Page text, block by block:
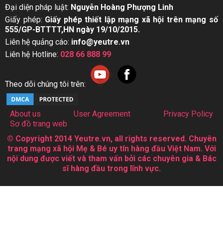
Đại diện pháp luật: Nguyễn Hoàng Phượng Linh
Giấy phép: Giấy phép thiết lập mạng xã hội trên mạng số
555/GP-BTTTT,HN ngày 19/10/2015.
Liên hệ quảng cáo: info@yeutre.vn
Liên hệ Hotline: 028 66 888 99
Theo dõi chúng tôi trên:
About us User Agreement
Privacy Policy
Sơ đồ trang web
© Copyright 2014 Yeutre.vn, all rights reserved. Chuyên
trang mạng xã hội Mẹ & Bé uy tín hàng đầu Việt Nam. Với
nội dung được viết và tham vấn bởi các chuyên gia & Bác
sĩ hàng đầu trong lĩnh vực.